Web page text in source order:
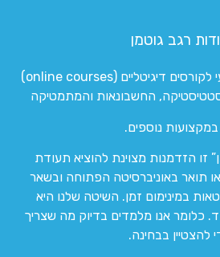
רגב גוטמן
המרכז המוביל והמקצועי לקורסים דיגיטליים (online courses)
החשבונאות והמתמטיקה
במקצועות נוספים.
זו הזדמנות מצוינת להוציא תעודת
תואר באוניברסיטה הפתוחה ובשאר
במינימום זמן. השיטה שלנו היא
כלומר אנו מלמדים בדיוק מה שצריך
להצטיין בבחינה.